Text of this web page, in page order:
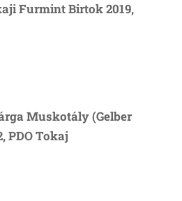
Furmint Birtok 2019,
Muskotály (Gelber
PDO Tokaj